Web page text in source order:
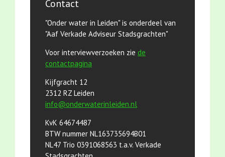
Contact
"Onder water in Leiden" is onderdeel van
"Aaf Verkade Adviseur Stadsgrachten"
Voor interviewverzoeken zie de
contactpagina
Kijfgracht 12
2312 RZ Leiden
info@onderwaterinleiden.nl
KvK 64674487
BTW nummer NL163735694B01
NL47 Trio 0391068563 t.a.v. Verkade